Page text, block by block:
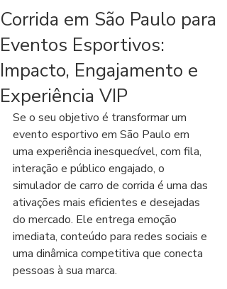
Corrida em São Paulo para
Eventos Esportivos:
Impacto, Engajamento e
Experiência VIP
Se o seu objetivo é transformar um
evento esportivo em São Paulo em
uma experiência inesquecível, com fila,
interação e público engajado, o
simulador de carro de corrida é uma das
ativações mais eficientes e desejadas
do mercado. Ele entrega emoção
imediata, conteúdo para redes sociais e
uma dinâmica competitiva que conecta
pessoas à sua marca.